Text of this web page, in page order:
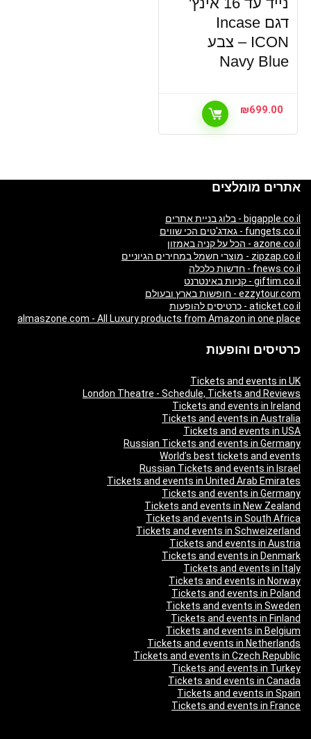
דגם Incase
ICON – צבע
Navy Blue
₪699.00
אתרים מומלצים
bigapple.co.il - בלוג בניית אתרים
fungets.co.il - גאדג'טים הכי שווים
azone.co.il - הכל על קניה באמזון
zipzap.co.il - מוצרי חשמל במחירים הגיוניים
fnews.co.il - חדשות כלכלה
giftim.co.il - קניות באינטרנט
ezzytour.com - חופשות בארץ ובעולם
aticket.co.il - כרטיסים להופעות
almaszone.com - All Luxury products from Amazon in one place
כרטיסים והופעות
Tickets and events in UK
London Theatre - Schedule, Tickets and Reviews
Tickets and events in Ireland
Tickets and events in Australia
Tickets and events in USA
Russian Tickets and events in Germany
World’s best tickets and events
Russian Tickets and events in Israel
Tickets and events in United Arab Emirates
Tickets and events in Germany
Tickets and events in New Zealand
Tickets and events in South Africa
Tickets and events in Schweizerland
Tickets and events in Austria
Tickets and events in Denmark
Tickets and events in Italy
Tickets and events in Norway
Tickets and events in Poland
Tickets and events in Sweden
Tickets and events in Finland
Tickets and events in Belgium
Tickets and events in Netherlands
Tickets and events in Czech Republic
Tickets and events in Turkey
Tickets and events in Canada
Tickets and events in Spain
Tickets and events in France